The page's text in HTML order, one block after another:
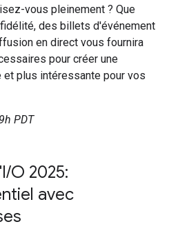
vous pleinement ? Que
des billets d'événement
en direct vous fournira
pour créer une
plus intéressante pour vos
PDT
O 2025:
avec